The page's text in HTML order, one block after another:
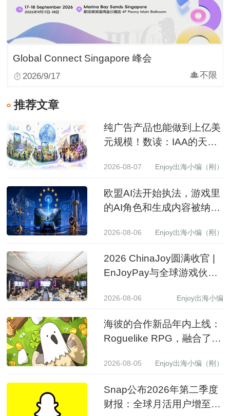
Global Connect Singapore 峰会
2026/9/17 不限
推荐文章
纯广告产品也能做到上亿美
元规模！数读：IAA的天花
2026-08-07 Enjoy出海小编（刚）
欧盟AI法开始执法，游戏里
的AI角色和生成内容被纳入
2026-08-06 Enjoy出海小编（刚）
2026 ChinaJoy圆满收官 |
EnJoyPay与全球游戏伙伴
2026-08-06 Enjoy出海小编
海彼的合作新品年内上线：
Roguelike RPG，融合了
2026-08-05 Enjoy出海小编（刚）
Snap公布2026年第二季度
财报：全球月活用户增至